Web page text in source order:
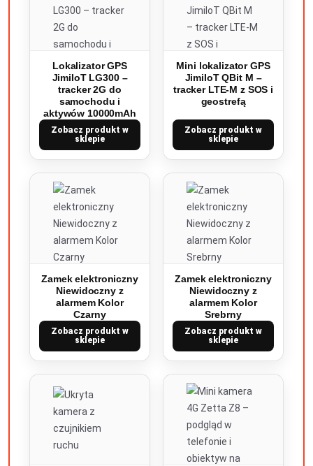
Lokalizator GPS
JimiIoT LG300 –
tracker 2G do
samochodu i
aktywów 10000mAh
Zobacz produkt w
sklepie
Mini lokalizator GPS
JimiIoT QBit M –
tracker LTE-M z SOS i
geostrefą
Zobacz produkt w
sklepie
Zamek elektroniczny
Niewidoczny z
alarmem Kolor
Czarny
Zobacz produkt w
sklepie
Zamek elektroniczny
Niewidoczny z
alarmem Kolor
Srebrny
Zobacz produkt w
sklepie